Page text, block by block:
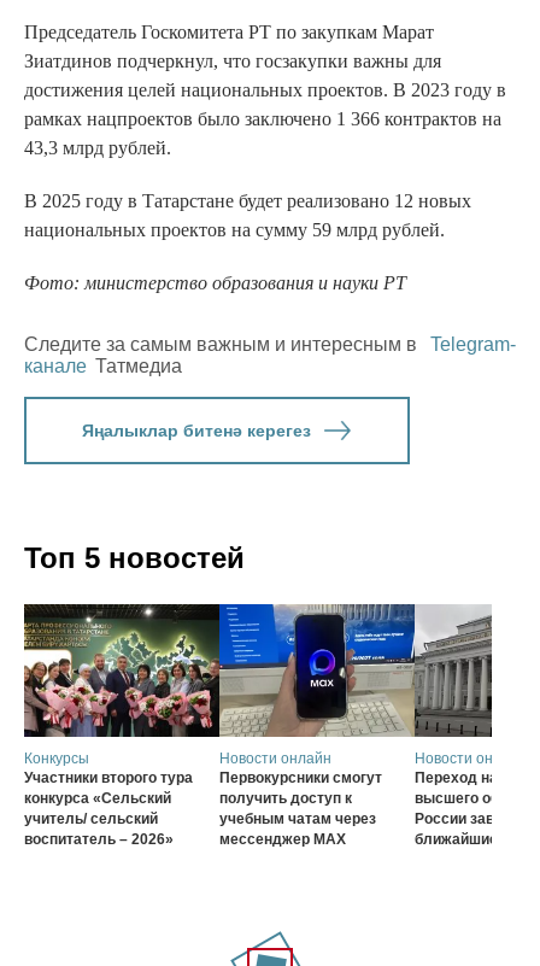
Председатель Госкомитета РТ по закупкам Марат
Зиатдинов подчеркнул, что госзакупки важны для
достижения целей национальных проектов. В 2023 году в
рамках нацпроектов было заключено 1 366 контрактов на
43,3 млрд рублей.
В 2025 году в Татарстане будет реализовано 12 новых
национальных проектов на сумму 59 млрд рублей.
Фото: министерство образования и науки РТ
Следите за самым важным и интересным в
Telegram-
канале Татмедиа
Яңалыклар битенә керегез
Топ 5 новостей
Конкурсы
Участники второго тура
конкурса «Сельский
учитель/ сельский
воспитатель – 2026»
Новости онлайн
Первокурсники смогут
получить доступ к
учебным чатам через
мессенджер MAX
Новости онлайн
Переход на
высшего
России
ближайшие три